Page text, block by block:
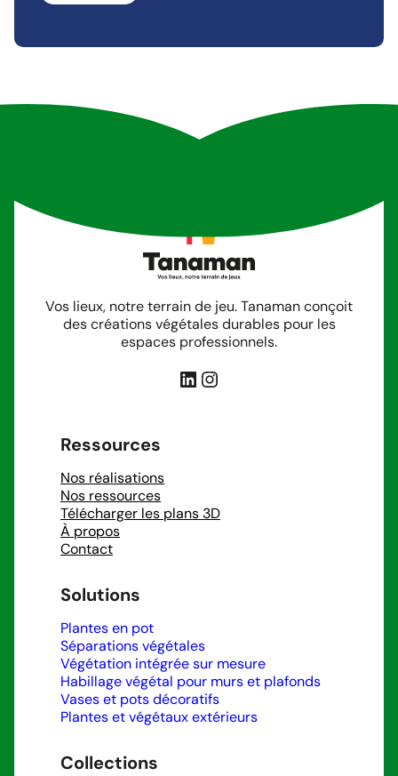
Vos lieux, notre terrain de jeu. Tanaman conçoit
des créations végétales durables pour les
espaces professionnels.
LinkedIn
Instagram
Ressources
Nos réalisations
Nos ressources
Télécharger les plans 3D
À propos
Contact
Solutions
Plantes en pot
Séparations végétales
Végétation intégrée sur mesure
Habillage végétal pour murs et plafonds
Vases et pots décoratifs
Plantes et végétaux extérieurs
Collections